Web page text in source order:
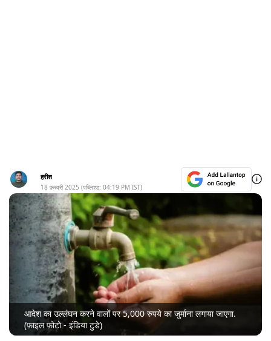
हरीश
18 फ़रवरी 2025 (पब्लिश्ड: 04:19 PM IST)
आदेश का उल्लंघन करने वालों पर 5,000 रुपये का जुर्माना लगाया जाएगा.
(फ़ाइल फ़ोटो - इंडिया टुडे)